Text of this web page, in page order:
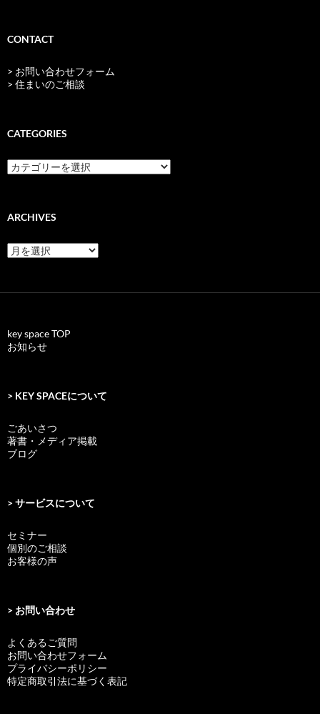
CONTACT
> お問い合わせフォーム
> 住まいのご相談
CATEGORIES
categories
ARCHIVES
archives
key space TOP
お知らせ
> KEY SPACEについて
ごあいさつ
著書・メディア掲載
ブログ
> サービスについて
セミナー
個別のご相談
お客様の声
> お問い合わせ
よくあるご質問
お問い合わせフォーム
プライバシーポリシー
特定商取引法に基づく表記